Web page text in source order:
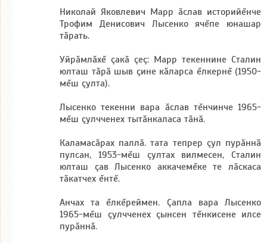
Николай Яковлевич Марр ăслав историйĕнче
Трофим Денисович Лысенко ячĕпе юнашар
тăрать.
Уйрăмлăхĕ çакă çеç: Марр текеннине Сталин
юлташ тăрă шыв çине кăларса ĕлкернĕ (1950-
мĕш çулта).
Лысенко текенни вара ăслав тĕнчинче 1965-
мĕш çулчченех тытăнкаласа тăнă.
Каламасăрах паллă. тата тепрер çул пурăннă
пулсан, 1953-мĕш çултах вилмесен, Сталин
юлташ çав Лысенко аккачемĕке те лăскаса
тăкатчех ĕнтĕ.
Анчах та ĕлкĕреймен. Çапла вара Лысенко
1965-мĕш çулчченех çынсен тĕнкисене илсе
пурăннă.